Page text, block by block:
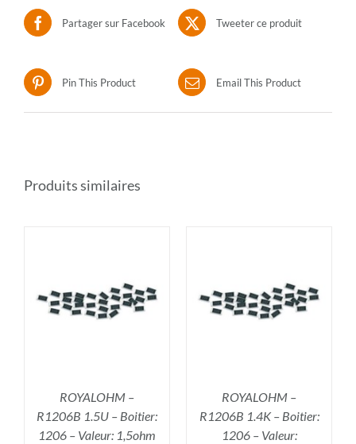
Partager sur Facebook Tweeter ce produit
Pin This Product Email This Product
Produits similaires
ROYALOHM –
R1206B 1.5U – Boitier:
1206 – Valeur: 1,5ohm
AJOUTER AU PANIER
/
DÉTAILS
ROYALOHM –
R1206B 1.4K – Boitier:
1206 – Valeur: